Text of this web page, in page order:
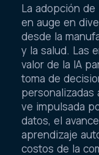
La adopción
en auge en
desde la
y la salud. Las
valor de la IA
toma de
personalizadas
ve impulsada
datos, el
aprendizaje
costos de la